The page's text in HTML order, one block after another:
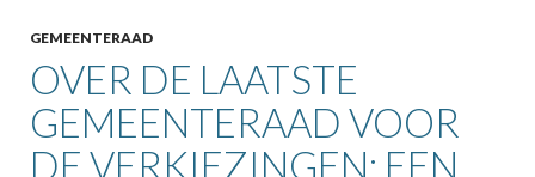
GEMEENTERAAD
OVER DE LAATSTE
GEMEENTERAAD VOOR
DE VERKIEZINGEN: EEN